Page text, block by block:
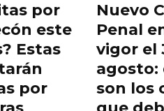
por
este
Estas
por
Nuevo
Penal
vigor el
agosto:
son los